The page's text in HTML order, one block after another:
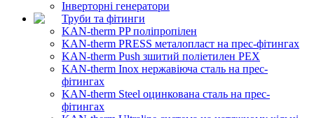
Інверторні генератори
Труби та фітинги
KAN-therm PP поліпропілен
KAN-therm PRESS металопласт на прес-фітингах
KAN-therm Push зшитий поліетилен PEX
KAN-therm Inox нержавіюча сталь на прес-
фітингах
KAN-therm Steel оцинкована сталь на прес-
фітингах